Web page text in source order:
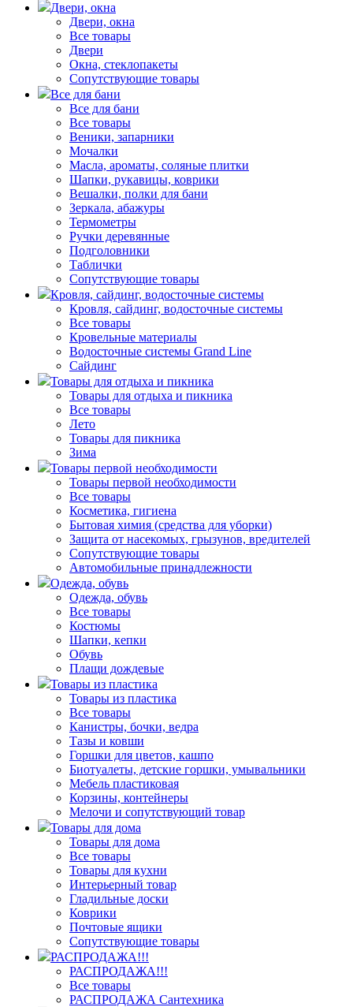
Двери, окна
Двери, окна
Все товары
Двери
Окна, стеклопакеты
Сопутствующие товары
Все для бани
Все для бани
Все товары
Веники, запарники
Мочалки
Масла, ароматы, соляные плитки
Шапки, рукавицы, коврики
Вешалки, полки для бани
Зеркала, абажуры
Термометры
Ручки деревянные
Подголовники
Таблички
Сопутствующие товары
Кровля, сайдинг, водосточные системы
Кровля, сайдинг, водосточные системы
Все товары
Кровельные материалы
Водосточные системы Grand Line
Сайдинг
Товары для отдыха и пикника
Товары для отдыха и пикника
Все товары
Лето
Товары для пикника
Зима
Товары первой необходимости
Товары первой необходимости
Все товары
Косметика, гигиена
Бытовая химия (средства для уборки)
Защита от насекомых, грызунов, вредителей
Сопутствующие товары
Автомобильные принадлежности
Одежда, обувь
Одежда, обувь
Все товары
Костюмы
Шапки, кепки
Обувь
Плащи дождевые
Товары из пластика
Товары из пластика
Все товары
Канистры, бочки, ведра
Тазы и ковши
Горшки для цветов, кашпо
Биотуалеты, детские горшки, умывальники
Мебель пластиковая
Корзины, контейнеры
Мелочи и сопутствующий товар
Товары для дома
Товары для дома
Все товары
Товары для кухни
Интерьерный товар
Гладильные доски
Коврики
Почтовые ящики
Сопутствующие товары
РАСПРОДАЖА!!!
РАСПРОДАЖА!!!
Все товары
РАСПРОДАЖА Сантехника